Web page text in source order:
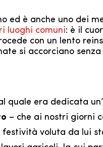
ed è anche uno dei
luoghi comuni: è il
con un lento
si accorciano senza
quale era dedicata
– che ai nostri giorni
voluta da lui